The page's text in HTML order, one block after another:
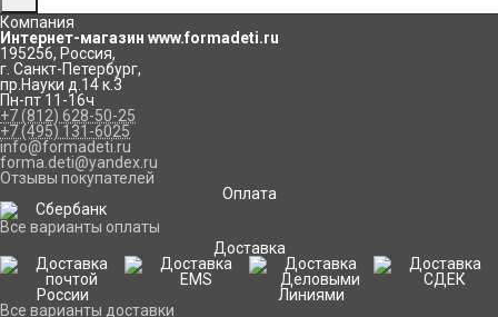
Компания
Интернет-магазин www.formadeti.ru
195256, Россия,
г. Санкт-Петербург,
пр.Науки д.14 к.3
Пн-пт 11-16ч
+7 (812) 628-50-25
+7 (495) 131-6025
info@formadeti.ru
forma.deti@yandex.ru
Отзывы покупателей
Оплата
Все варианты оплаты
Доставка
Все варианты доставки